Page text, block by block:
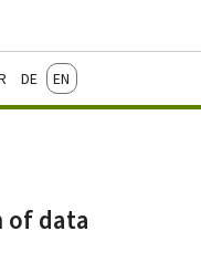
DeutschEnglish
of data